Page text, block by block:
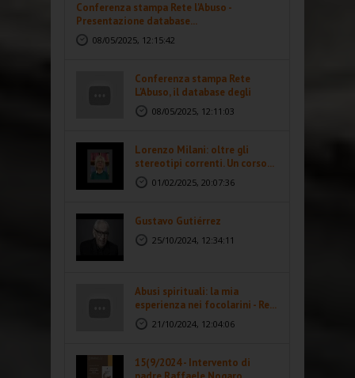
Conferenza stampa Rete l'Abuso -
Presentazione database...
08/05/2025, 12:15:42
Conferenza stampa Rete
L'Abuso, il database degli
abusi...08/05/2025, 12:11:03
Lorenzo Milani: oltre gli
stereotipi correnti. Un corso...
01/02/2025, 20:07:36
Gustavo Gutiérrez
25/10/2024, 12:34:11
Abusi spirituali: la mia
esperienza nei focolarini - Re...
21/10/2024, 12:04:06
15(9/2024 - Intervento di